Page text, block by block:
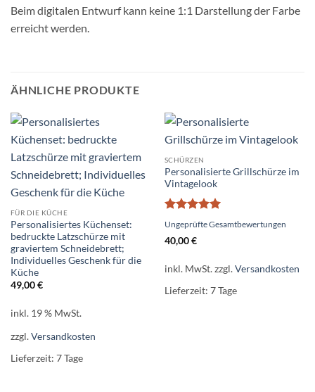
Beim digitalen Entwurf kann keine 1:1 Darstellung der Farbe
erreicht werden.
ÄHNLICHE PRODUKTE
FÜR DIE KÜCHE
Personalisiertes Küchenset:
bedruckte Latzschürze mit
graviertem Schneidebrett;
Individuelles Geschenk für die
Küche
49,00€
inkl. 19 % MwSt.
zzgl.Versandkosten
Lieferzeit: 7 Tage
SCHÜRZEN
Personalisierte Grillschürze im
Vintagelook
Bewertet
mit 5
5
Ungeprüfte Gesamtbewertungen
40,00€
inkl. MwSt.zzgl.Versandkosten
Lieferzeit: 7 Tage